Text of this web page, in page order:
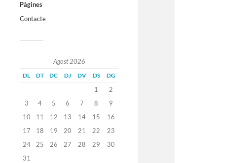
Pàgines
Contacte
Agost 2026
DL DT DC DJ DV DS DG
1
2
3
4 5 6 7 8
9
10
11 12 13 14 15
16
17
18 19 20 21 22
23
24
25 26 27 28 29
30
31